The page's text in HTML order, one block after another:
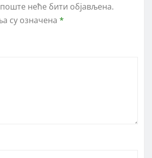
неће бити објављена.
су означена *